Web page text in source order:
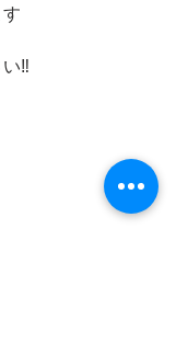
‼️